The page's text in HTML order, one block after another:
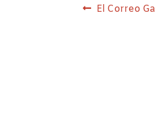
Anterior:
El Correo